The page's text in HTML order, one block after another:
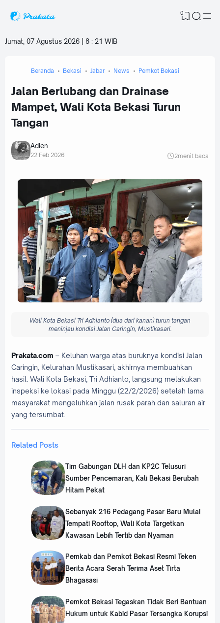
0
Jumat, 07 Agustus 2026 | 8 : 21 WIB
Beranda Bekasi Jabar News Pemkot Bekasi
Jalan Berlubang dan Drainase
Mampet, Wali Kota Bekasi Turun
Tangan
Adien
22 Feb 2026 2menit baca
Wali Kota Bekasi Tri Adhianto (dua dari kanan) turun tangan
meninjau kondisi Jalan Caringin, Mustikasari.
Prakata.com – Keluhan warga atas buruknya kondisi Jalan
Caringin, Kelurahan Mustikasari, akhirnya membuahkan
hasil. Wali Kota Bekasi, Tri Adhianto, langsung melakukan
inspeksi ke lokasi pada Minggu (22/2/2026) setelah lama
masyarakat mengeluhkan jalan rusak parah dan saluran air
yang tersumbat.
Related Posts
Tim Gabungan DLH dan KP2C Telusuri
Sumber Pencemaran, Kali Bekasi Berubah
Hitam Pekat
Sebanyak 216 Pedagang Pasar Baru Mulai
Tempati Rooftop, Wali Kota Targetkan
Kawasan Lebih Tertib dan Nyaman
‎Pemkab dan Pemkot Bekasi Resmi Teken
Berita Acara Serah Terima Aset Tirta
Bhagasasi
Pemkot Bekasi Tegaskan Tidak Beri Bantuan
Hukum untuk Kabid Pasar Tersangka Korupsi